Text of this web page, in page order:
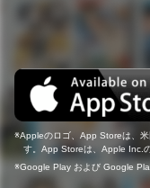
Appleのロゴ、App Storeは、
す。App Storeは、Apple Inc.
Google Play および Google